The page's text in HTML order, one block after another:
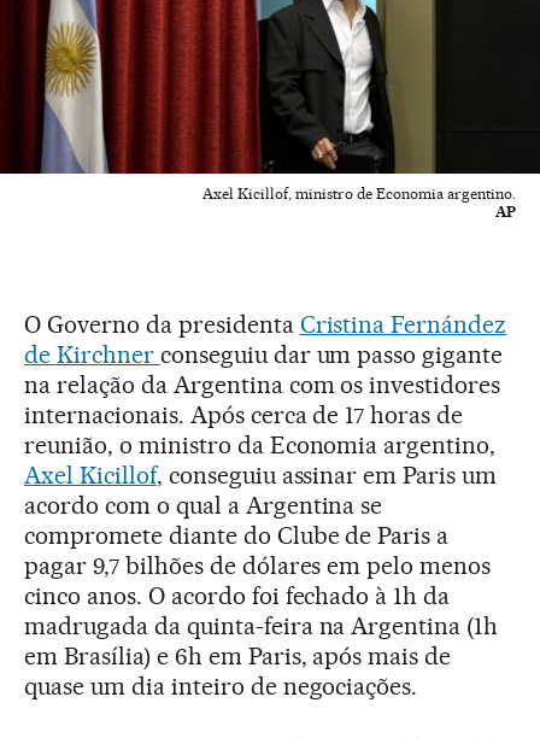
Axel Kicillof, ministro de Economia argentino.
AP
O Governo da presidenta Cristina Fernández
de Kirchner conseguiu dar um passo gigante
na relação da Argentina com os investidores
internacionais. Após cerca de 17 horas de
reunião, o ministro da Economia argentino,
Axel Kicillof, conseguiu assinar em Paris um
acordo com o qual a Argentina se
compromete diante do Clube de Paris a
pagar 9,7 bilhões de dólares em pelo menos
cinco anos. O acordo foi fechado à 1h da
madrugada da quinta-feira na Argentina (1h
em Brasília) e 6h em Paris, após mais de
quase um dia inteiro de negociações.